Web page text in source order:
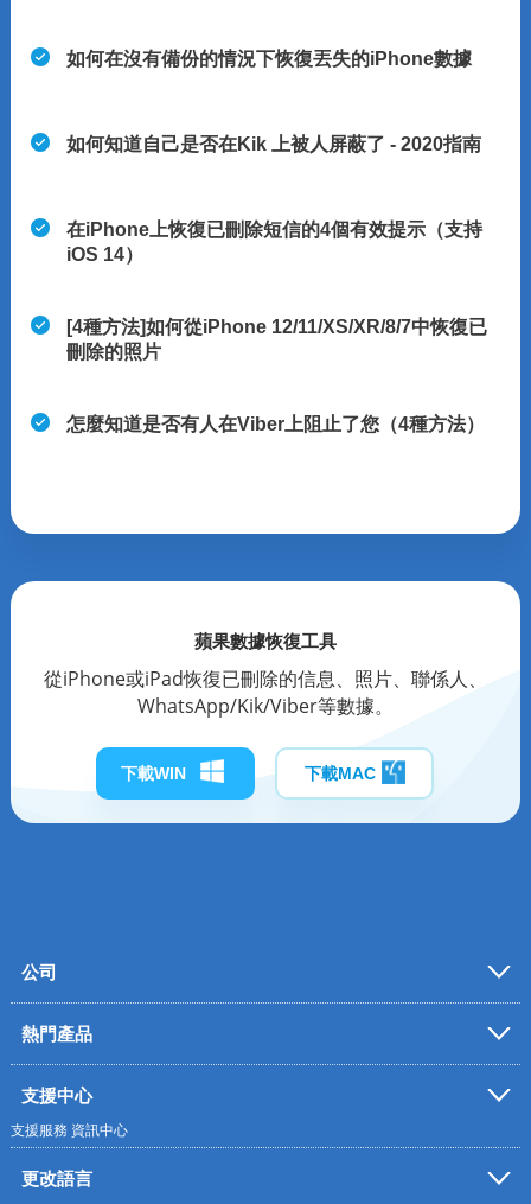
如何在沒有備份的情況下恢復丟失的iPhone數據
如何知道自己是否在Kik 上被人屏蔽了 - 2020指南
在iPhone上恢復已刪除短信的4個有效提示（支持
iOS 14）
[4種方法]如何從iPhone 12/11/XS/XR/8/7中恢復已
刪除的照片
怎麼知道是否有人在Viber上阻止了您（4種方法）
蘋果數據恢復工具
從iPhone或iPad恢復已刪除的信息、照片、聯係人、
WhatsApp/Kik/Viber等數據。
下載WIN 下載MAC
公司
熱門產品
支援中心
支援服務 資訊中心
更改語言